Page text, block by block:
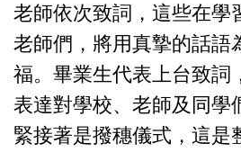
老師依次致詞，這些在學
老師們，將用真摯的話語
福。畢業生代表上台致詞
表達對學校、老師及同學
緊接著是撥穗儀式，這是